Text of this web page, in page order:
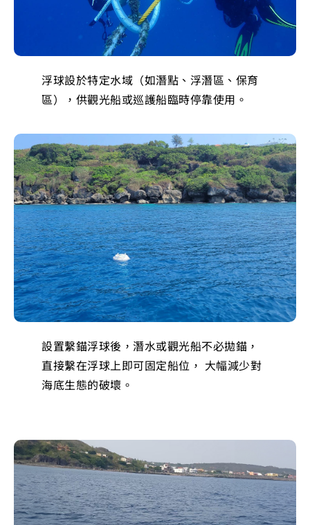
浮球設於特定水域（如潛點、浮潛區、保育
區），供觀光船或巡護船臨時停靠使用。
設置繫錨浮球後，潛水或觀光船不必拋錨，
直接繫在浮球上即可固定船位， 大幅減少對
海底生態的破壞。